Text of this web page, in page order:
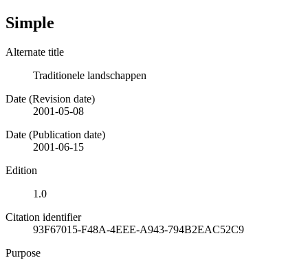
Simple
Alternate title
Traditionele landschappen
Date (Revision date)
2001-05-08
Date (Publication date)
2001-06-15
Edition
1.0
Citation identifier
93F67015-F48A-4EEE-A943-794B2EAC52C9
Purpose